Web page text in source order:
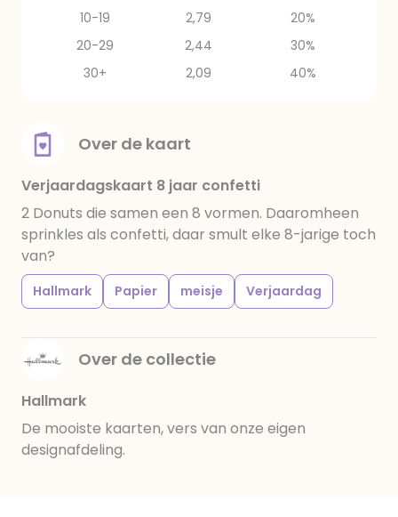
10-19
2,79
20%
20-29
2,44
30%
30+
2,09 40%
Over de kaart
Verjaardagskaart 8 jaar confetti
2 Donuts die samen een 8 vormen. Daaromheen
sprinkles als confetti, daar smult elke 8-jarige toch
van?
Hallmark Papier meisje Verjaardag
Over de collectie
Hallmark
De mooiste kaarten, vers van onze eigen
designafdeling.